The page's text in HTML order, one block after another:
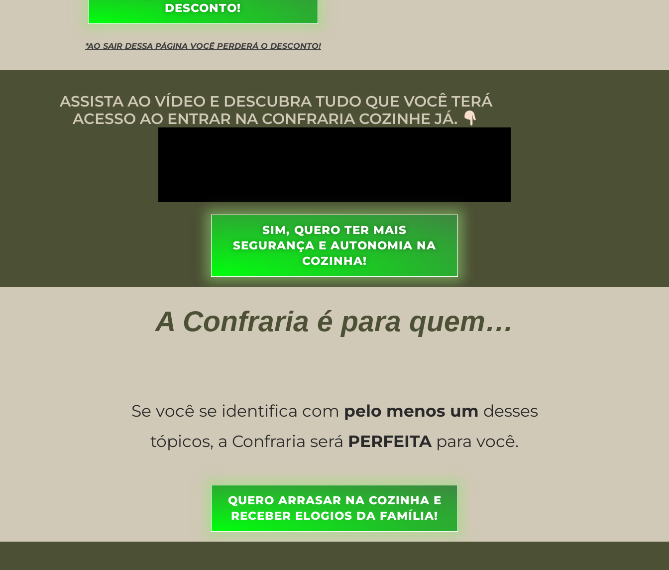
DESCONTO!
*AO SAIR DESSA PÁGINA VOCÊ PERDERÁ O DESCONTO!
ASSISTA AO VÍDEO E DESCUBRA TUDO QUE VOCÊ TERÁ
ACESSO AO ENTRAR NA CONFRARIA COZINHE JÁ.
SIM, QUERO TER MAIS
SEGURANÇA E AUTONOMIA NA
COZINHA!
A Confraria é para quem…
Se você se identifica com pelo menos um desses
tópicos, a Confraria será PERFEITA para você.
QUERO ARRASAR NA COZINHA E
RECEBER ELOGIOS DA FAMÍLIA!